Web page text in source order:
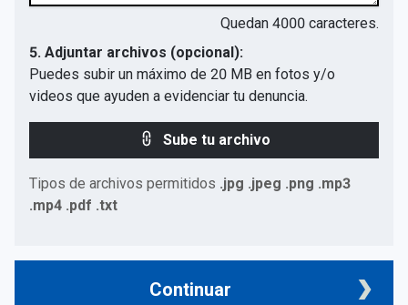
Quedan 4000 caracteres.
5. Adjuntar archivos (opcional):
Puedes subir un máximo de 20 MB en fotos y/o
videos que ayuden a evidenciar tu denuncia.
Sube tu archivo
Tipos de archivos permitidos .jpg .jpeg .png .mp3
.mp4 .pdf .txt
Continuar